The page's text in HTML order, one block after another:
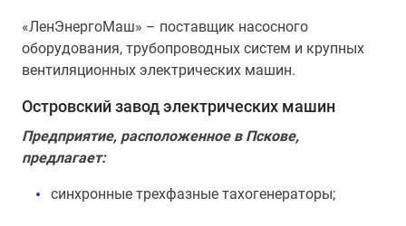
«ЛенЭнергоМаш» – поставщик насосного
оборудования, трубопроводных систем и крупных
вентиляционных электрических машин.
Островский завод электрических машин
Предприятие, расположенное в Пскове,
предлагает:
синхронные трехфазные тахогенераторы;